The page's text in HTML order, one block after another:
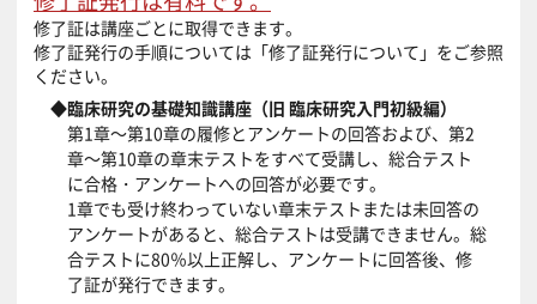
修了証は講座ごとに取得できます。
修了証発行の手順については「修了証発行について 」をご参照
ください。
◆臨床研究の基礎知識講座（旧 臨床研究入門初級編）
第1章～第10章の履修とアンケートの回答および、第2
章～第10章の章末テストをすべて受講し、総合テスト
に合格・アンケートへの回答が必要です。
1章でも受け終わっていない章末テストまたは未回答の
アンケートがあると、総合テストは受講できません。総
合テストに80％以上正解し、アンケートに回答後、修
了証が発行できます。